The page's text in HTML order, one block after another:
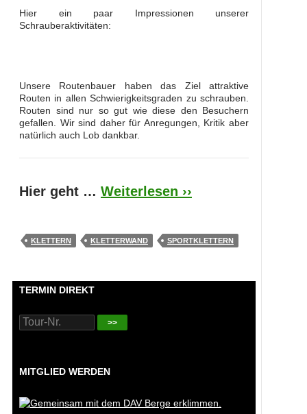
Hier ein paar Impressionen unserer
Schrauberaktivitäten:
Unsere Routenbauer haben das Ziel attraktive
Routen in allen Schwierigkeitsgraden zu schrauben.
Routen sind nur so gut wie diese den Besuchern
gefallen. Wir sind daher für Anregungen, Kritik aber
natürlich auch Lob dankbar.
Hier geht … Weiterlesen ››
KLETTERN KLETTERWAND SPORTKLETTERN
TERMIN DIREKT
>>
MITGLIED WERDEN